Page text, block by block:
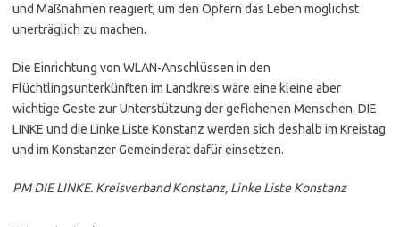
und Maßnahmen reagiert, um den Opfern das Leben möglichst
unerträglich zu machen.
Die Einrichtung von WLAN-Anschlüssen in den
Flüchtlingsunterkünften im Landkreis wäre eine kleine aber
wichtige Geste zur Unterstützung der geflohenen Menschen. DIE
LINKE und die Linke Liste Konstanz werden sich deshalb im Kreistag
und im Konstanzer Gemeinderat dafür einsetzen.
PM DIE LINKE. Kreisverband Konstanz, Linke Liste Konstanz